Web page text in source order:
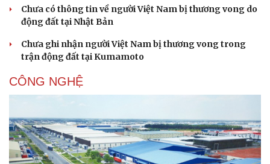
Chưa có thông tin về người Việt Nam bị thương vong do
động đất tại Nhật Bản
Chưa ghi nhận người Việt Nam bị thương vong trong
trận động đất tại Kumamoto
CÔNG NGHỆ